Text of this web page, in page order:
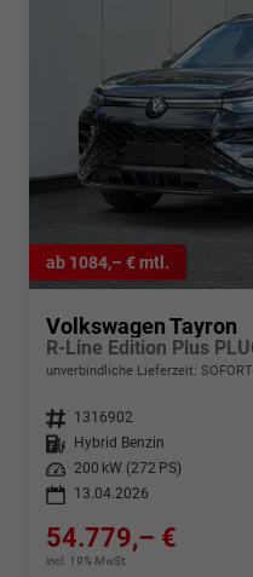
ab 1084,– € mtl.
Volkswagen Tayron
unverbindliche Lieferzeit: SOFORT
Fahrzeugnr. 1316902
Kraftstoff
Hybrid Benzin
Leistung
200 kW (272 PS)
13.04.2026
54.779,– €
incl. 19% MwSt.